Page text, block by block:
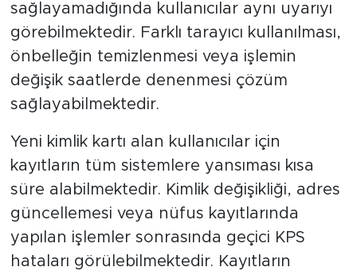
sağlayamadığında kullanıcılar aynı uyarıyı
görebilmektedir. Farklı tarayıcı kullanılması,
önbelleğin temizlenmesi veya işlemin
değişik saatlerde denenmesi çözüm
sağlayabilmektedir.
Yeni kimlik kartı alan kullanıcılar için
kayıtların tüm sistemlere yansıması kısa
süre alabilmektedir. Kimlik değişikliği, adres
güncellemesi veya nüfus kayıtlarında
yapılan işlemler sonrasında geçici KPS
hataları görülebilmektedir. Kayıtların